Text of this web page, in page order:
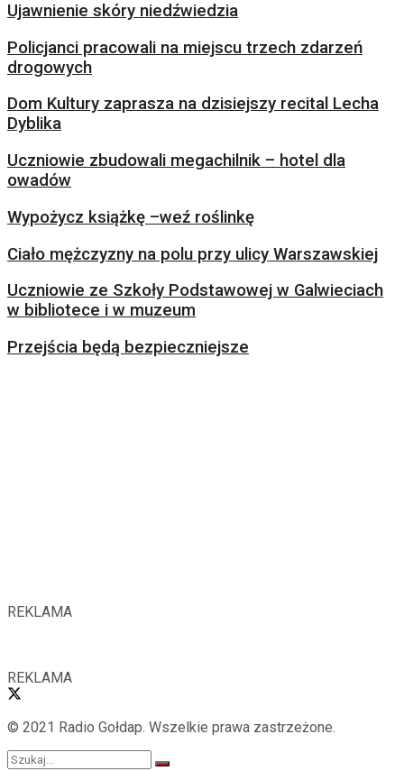
Ujawnienie skóry niedźwiedzia
Policjanci pracowali na miejscu trzech zdarzeń
drogowych
Dom Kultury zaprasza na dzisiejszy recital Lecha
Dyblika
Uczniowie zbudowali megachilnik – hotel dla
owadów
Wypożycz książkę –weź roślinkę
Ciało mężczyzny na polu przy ulicy Warszawskiej
Uczniowie ze Szkoły Podstawowej w Galwieciach
w bibliotece i w muzeum
Przejścia będą bezpieczniejsze
REKLAMA
REKLAMA
© 2021 Radio Gołdap. Wszelkie prawa zastrzeżone.